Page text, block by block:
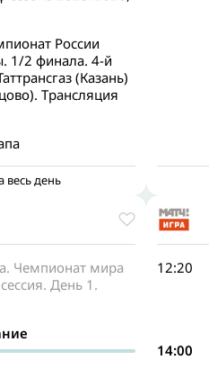
России
1/2 финала. 4-й
(Казань)
Трансляция
день
Чемпионат мира
День 1.
12:20
14:00